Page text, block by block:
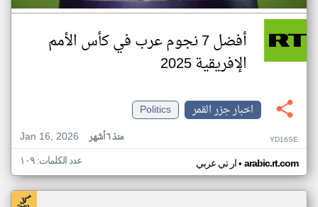
أفضل 7 نجوم عرب في كأس الأمم
الإفريقية 2025
اخبار جزر القمر
Politics
Jan 16, 2026
منذ ٦ أشهر YD16SE
ار تي عربي• arabic.rt.com عدد الكلمات: ١٠٩